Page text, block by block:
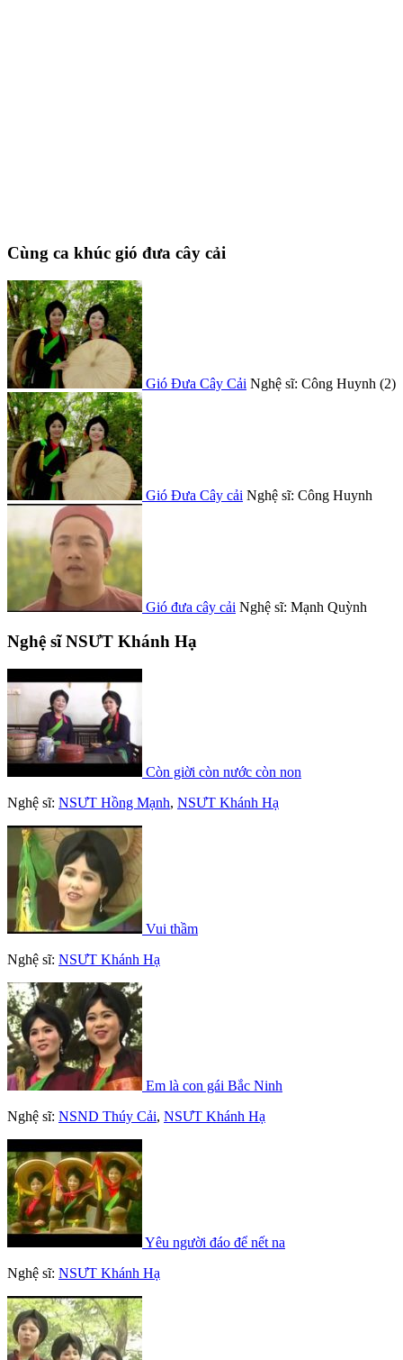
Cùng ca khúc gió đưa cây cải
Gió Đưa Cây Cải Nghệ sĩ: Công Huynh (2)
Gió Đưa Cây cải Nghệ sĩ: Công Huynh
Gió đưa cây cải Nghệ sĩ: Mạnh Quỳnh
Nghệ sĩ NSƯT Khánh Hạ
Còn giời còn nước còn non
Nghệ sĩ: NSƯT Hồng Mạnh, NSƯT Khánh Hạ
Vui thầm
Nghệ sĩ: NSƯT Khánh Hạ
Em là con gái Bắc Ninh
Nghệ sĩ: NSND Thúy Cải, NSƯT Khánh Hạ
Yêu người đáo để nết na
Nghệ sĩ: NSƯT Khánh Hạ